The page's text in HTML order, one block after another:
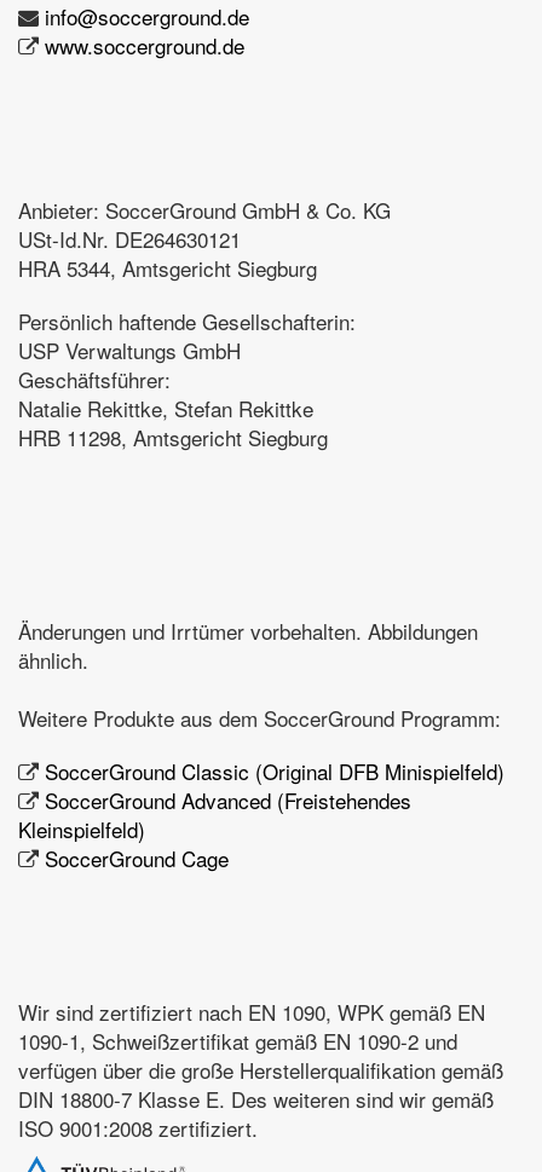
info@soccerground.de
www.soccerground.de
Anbieter: SoccerGround GmbH & Co. KG
USt-Id.Nr. DE264630121
HRA 5344, Amtsgericht Siegburg
Persönlich haftende Gesellschafterin:
USP Verwaltungs GmbH
Geschäftsführer:
Natalie Rekittke, Stefan Rekittke
HRB 11298, Amtsgericht Siegburg
Änderungen und Irrtümer vorbehalten. Abbildungen
ähnlich.
Weitere Produkte aus dem SoccerGround Programm:
SoccerGround Classic (Original DFB Minispielfeld)
SoccerGround Advanced (Freistehendes
Kleinspielfeld)
SoccerGround Cage
Wir sind zertifiziert nach EN 1090, WPK gemäß EN
1090-1, Schweißzertifikat gemäß EN 1090-2 und
verfügen über die große Herstellerqualifikation gemäß
DIN 18800-7 Klasse E. Des weiteren sind wir gemäß
ISO 9001:2008 zertifiziert.